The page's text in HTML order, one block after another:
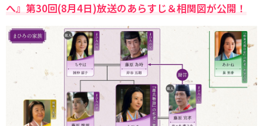
へ』第30回(8月4日)放送のあらすじ＆相関図が公開！